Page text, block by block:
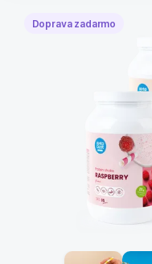
Doprava zadarmo